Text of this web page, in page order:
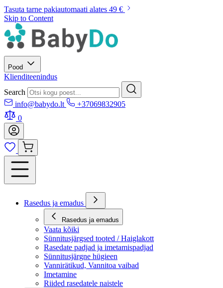
Tasuta tarne pakiautomaati alates 49 €
Skip to Content
Pood
Klienditeenindus
Search
info@babydo.lt
+37069832905
0
Rasedus ja emadus
Rasedus ja emadus
Vaata kõiki
Sünnitusjärgsed tooted / Haiglakott
Rasedate padjad ja imetamispadjad
Sünnitusjärgne hügieen
Vannirätikud, Vannitoa vaibad
Imetamine
Riided rasedatele naistele